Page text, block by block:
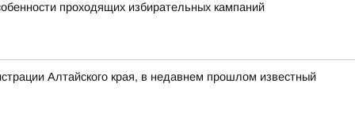
проходящих избирательных кампаний
Алтайского края, в недавнем прошлом известный